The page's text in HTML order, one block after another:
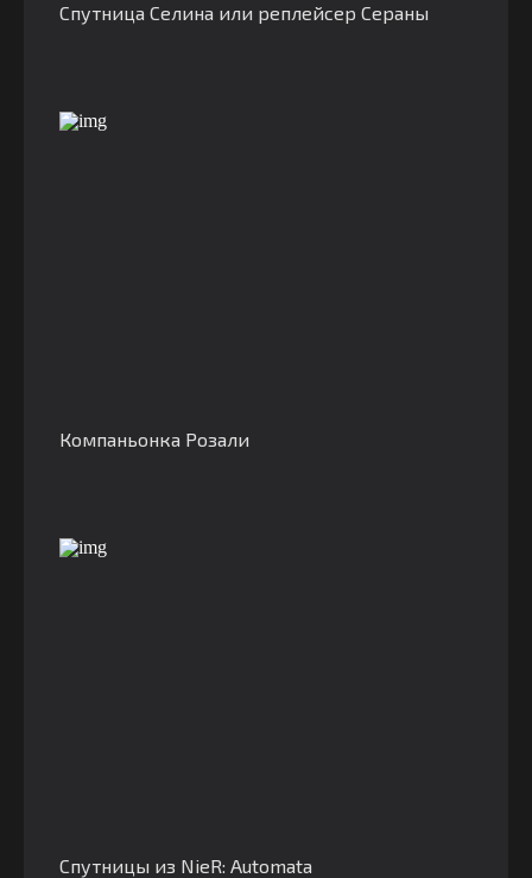
Спутница Селина или реплейсер Сераны
Компаньонка Розали
Спутницы из NieR: Automata